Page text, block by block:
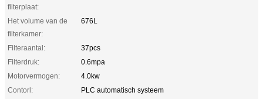
filterplaat:
Het volume van de
filterkamer:
676L
Filteraantal:
37pcs
Filterdruk:
0.6mpa
Motorvermogen:
4.0kw
Contorl:
PLC automatisch systeem